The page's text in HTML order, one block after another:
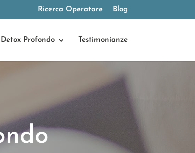
Ricerca Operatore Blog
Profondo Testimonianze